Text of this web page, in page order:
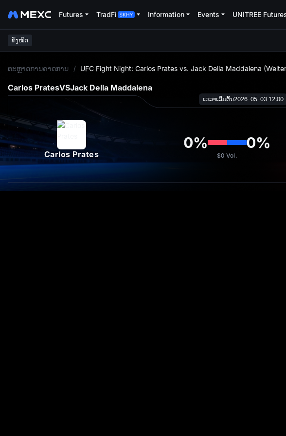
Futures TradFi Information Events UNITREE
ທັງໝົດ
ຕະຫຼາດການຄາດການ / UFC Fight Night: Carlos Prates vs. Jack Della Maddalena
Carlos PratesVSJack Della Maddalena
ເວລາເລີ່ມຕົ້ນ2026-05-03 12:00
Carlos Prates
0% 0%
$0 Vol.